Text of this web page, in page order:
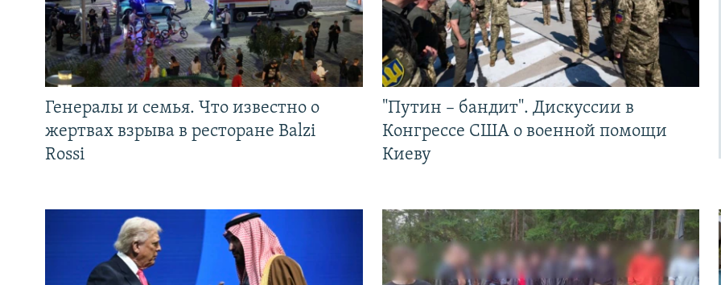
Генералы и семья. Что известно о
жертвах взрыва в ресторане Balzi
Rossi
"Путин – бандит". Дискуссии в
Конгрессе США о военной помощи
Киеву